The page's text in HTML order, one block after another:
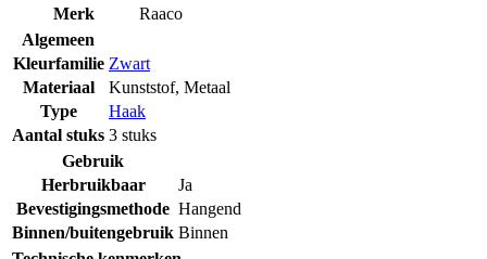
Merk
Raaco
Algemeen
Kleurfamilie Zwart
Materiaal
Kunststof, Metaal
Type
Haak
Aantal stuks 3 stuks
Gebruik
Herbruikbaar
Ja
Bevestigingsmethode Hangend
Binnen/buitengebruik Binnen